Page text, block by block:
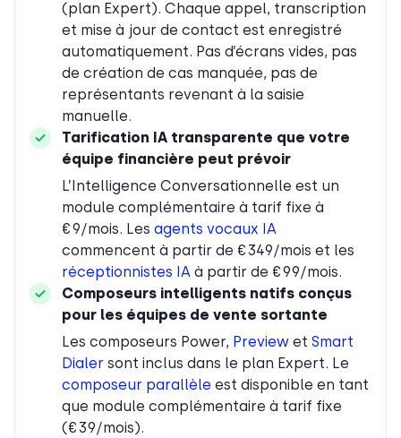
(plan Expert). Chaque appel, transcription
et mise à jour de contact est enregistré
automatiquement. Pas d’écrans vides, pas
de création de cas manquée, pas de
représentants revenant à la saisie
manuelle.
Tarification IA transparente que votre
équipe financière peut prévoir
L’Intelligence Conversationnelle est un
module complémentaire à tarif fixe à
€9/mois. Les agents vocaux IA
commencent à partir de €349/mois et les
réceptionnistes IA à partir de €99/mois.
Composeurs intelligents natifs conçus
pour les équipes de vente sortante
Les composeurs Power, Preview et Smart
Dialer sont inclus dans le plan Expert. Le
composeur parallèle est disponible en tant
que module complémentaire à tarif fixe
(€39/mois).